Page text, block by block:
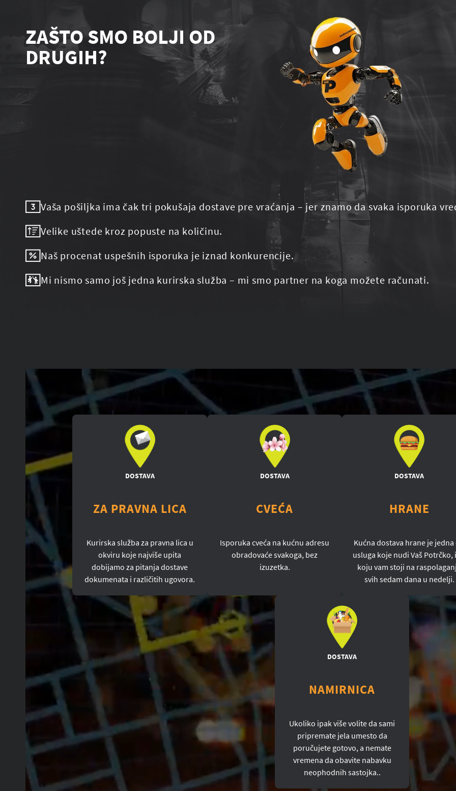
ZAŠTO SMO BOLJI OD
DRUGIH?
Vaša pošiljka ima čak tri pokušaja dostave pre vraćanja – jer znamo da svaka isporuka
Velike uštede kroz popuste na količinu.
Naš procenat uspešnih isporuka je iznad konkurencije.
Mi nismo samo još jedna kurirska služba – mi smo partner na koga možete računati.
DOSTAVA
ZA PRAVNA LICA
Kurirska služba za pravna lica u
okviru koje najviše upita
dobijamo za pitanja dostave
dokumenata i različitih ugovora.
DOSTAVA
CVEĆA
Isporuka cveća na kućnu adresu
obradovaće svakoga, bez
izuzetka.
DOSTAVA
HRANE
Kućna dostava hrane je
usluga koje nudi Vaš Potrčko,
koju vam stoji na
svih sedam dana u nedelji.
DOSTAVA
NAMIRNICA
Ukoliko ipak više volite da sami
pripremate jela umesto da
poručujete gotovo, a nemate
vremena da obavite nabavku
neophodnih sastojka..